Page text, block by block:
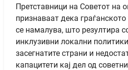
Претставници на Советот на
признаваат дека
се намалува, што резултира
инклузивни локални
засегнатите страни и
капацитети кај дел од